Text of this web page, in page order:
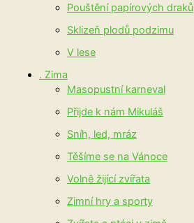
Pouštění papírových draků
Sklizeň plodů podzimu
V lese
. Zima
Masopustní karneval
Přijde k nám Mikuláš
Sníh, led, mráz
Těšíme se na Vánoce
Volně žijící zvířata
Zimní hry a sporty